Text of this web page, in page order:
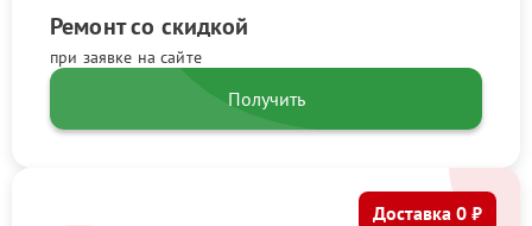
Ремонт со скидкой
при заявке на сайте
Получить
Доставка 0 ₽